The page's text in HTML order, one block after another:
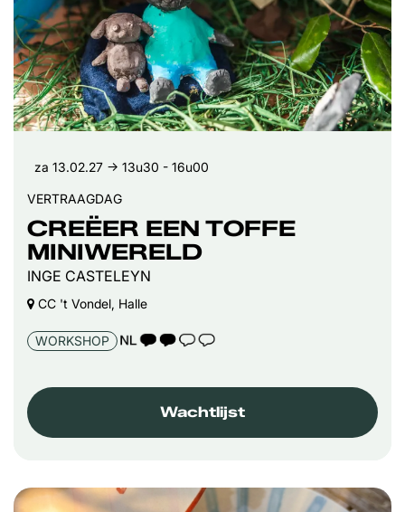
CREËER EEN TOFFE
MINIWERELD
INGE CASTELEYN
VERTRAAGDAG
za 13.02.27 → 13u30 - 16u00
CC 't Vondel, Halle
WORKSHOP TAALICOON 2
Wachtlijst